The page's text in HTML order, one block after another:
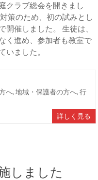
クラブ総会を開きまし
策のため、初の試みとし
開催しました。 生徒は、
く進め、参加者も教室で
いました。
へ,地域・保護者の方へ,行
詳しく見る
しました